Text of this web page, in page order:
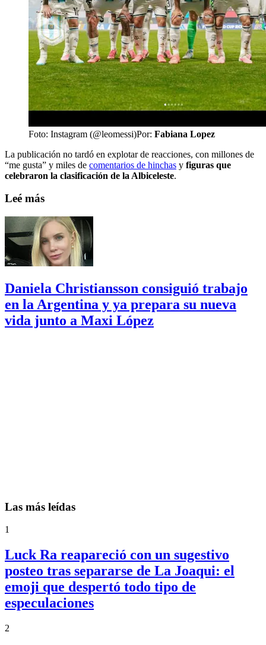
Foto: Instagram (@leomessi)Por: Fabiana Lopez
La publicación no tardó en explotar de reacciones, con millones de
“me gusta” y miles de comentarios de hinchas y figuras que
celebraron la clasificación de la Albiceleste.
Leé más
Daniela Christiansson consiguió trabajo
en la Argentina y ya prepara su nueva
vida junto a Maxi López
Las más leídas
1
Luck Ra reapareció con un sugestivo
posteo tras separarse de La Joaqui: el
emoji que despertó todo tipo de
especulaciones
2